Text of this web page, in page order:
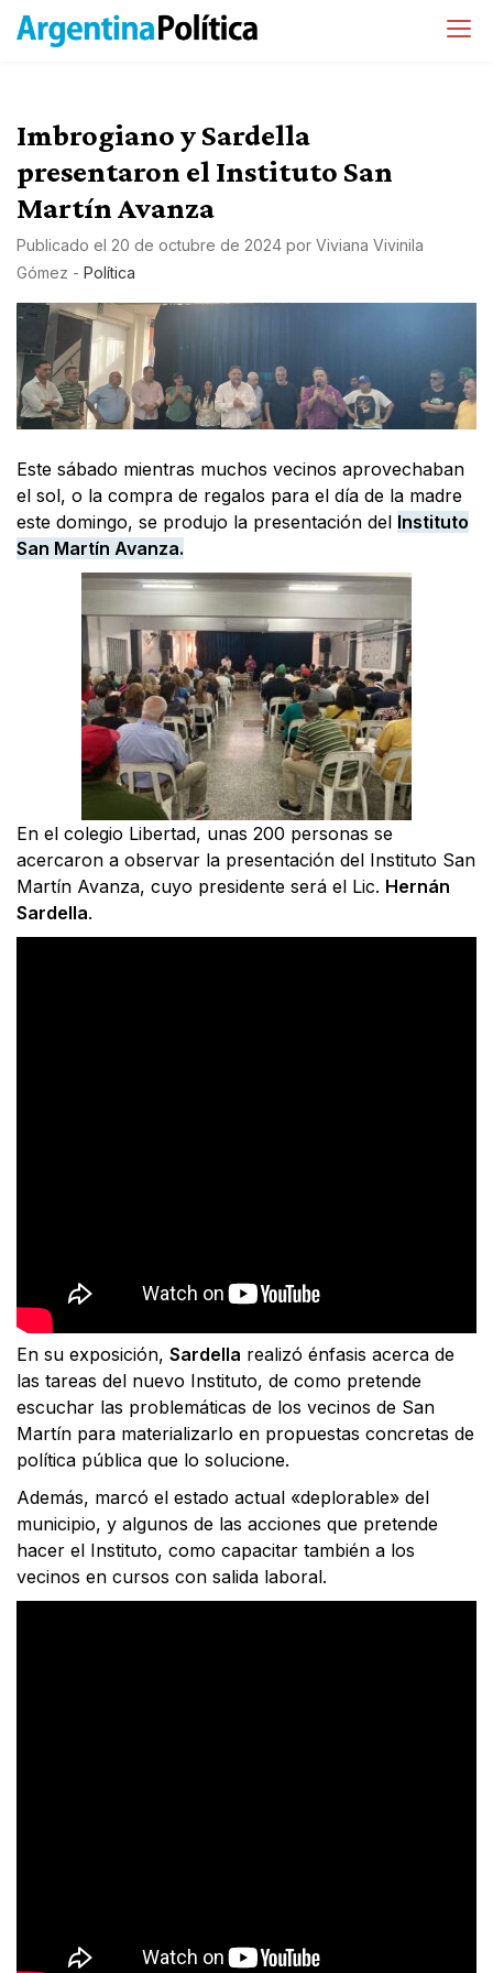
Imbrogiano y Sardella
presentaron el Instituto San
Martín Avanza
Publicado el 20 de octubre de 2024 por Viviana Vivinila
Gómez - Política
Este sábado mientras muchos vecinos aprovechaban
el sol, o la compra de regalos para el día de la madre
este domingo, se produjo la presentación del Instituto
San Martín Avanza.
En el colegio Libertad, unas 200 personas se
acercaron a observar la presentación del Instituto San
Martín Avanza, cuyo presidente será el Lic. Hernán
Sardella.
En su exposición, Sardella realizó énfasis acerca de
las tareas del nuevo Instituto, de como pretende
escuchar las problemáticas de los vecinos de San
Martín para materializarlo en propuestas concretas de
política pública que lo solucione.
Además, marcó el estado actual «deplorable» del
municipio, y algunos de las acciones que pretende
hacer el Instituto, como capacitar también a los
vecinos en cursos con salida laboral.